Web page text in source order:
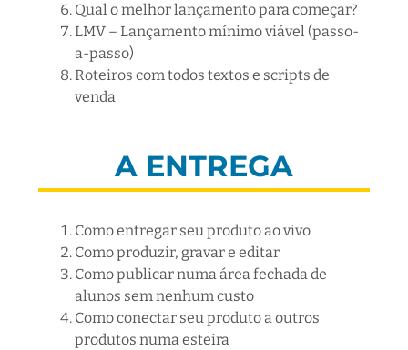
Qual o melhor lançamento para começar?
LMV – Lançamento mínimo viável (passo-
a-passo)
Roteiros com todos textos e scripts de
venda
A ENTREGA
Como entregar seu produto ao vivo
Como produzir, gravar e editar
Como publicar numa área fechada de
alunos sem nenhum custo
Como conectar seu produto a outros
produtos numa esteira